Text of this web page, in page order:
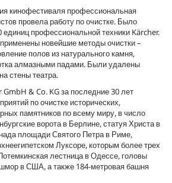
кинофестиваля профессиональная
провела работу по очистке. Было
единиц профессиональной техники Kärcher.
новейшие методы очистки –
полов из натурального камня,
алмазными падами. Были удалены
стены театра.
& Co. KG за последние 30 лет
по очистке исторических,
памятников по всему миру, в число
ворота в Берлине, статуя Христа в
площади Святого Петра в Риме,
Луксоре, которым более трех
лестница в Одессе, головы
в США, а также 184-метровая башня